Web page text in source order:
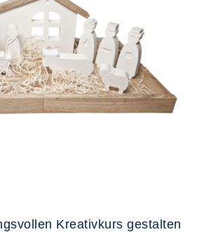
Kreativkurs gestalten